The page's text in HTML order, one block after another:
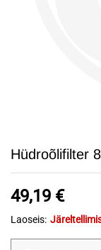
Hüdroõlifilter
49,19 €
Laoseis: